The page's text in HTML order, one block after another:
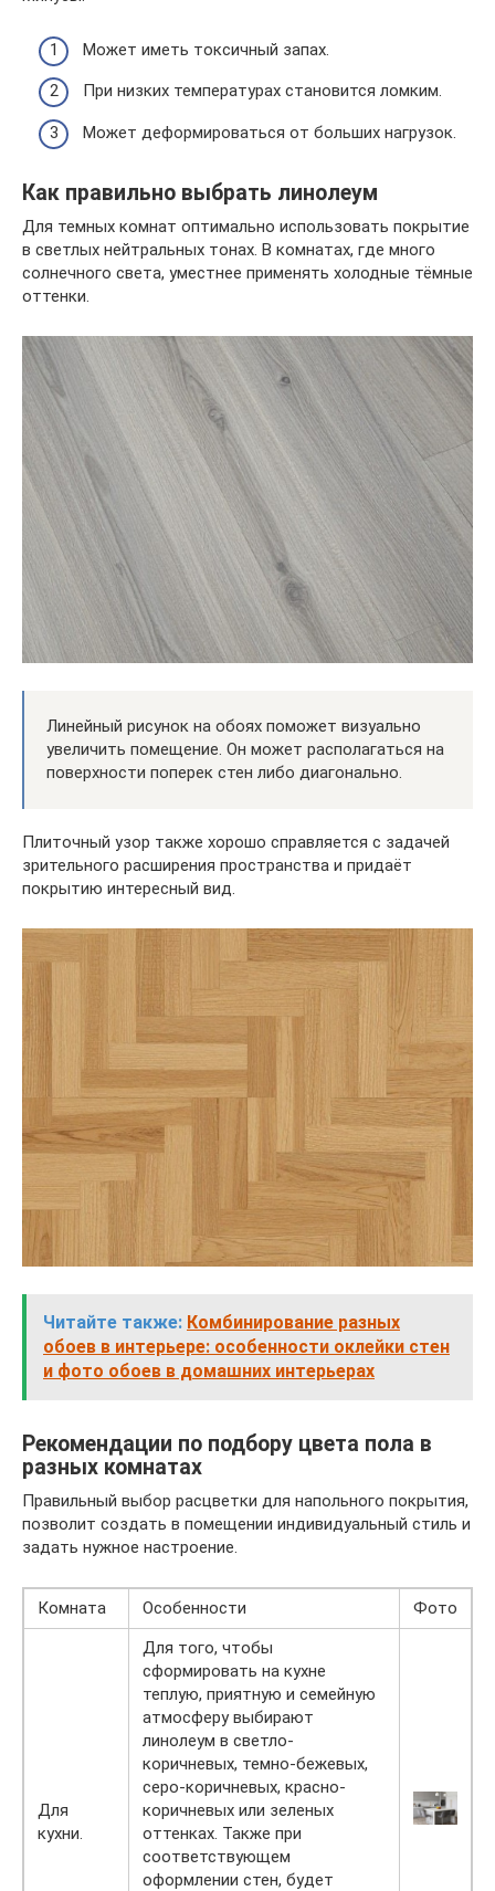
Может иметь токсичный запах.
При низких температурах становится ломким.
Может деформироваться от больших нагрузок.
Как правильно выбрать линолеум
Для темных комнат оптимально использовать покрытие
в светлых нейтральных тонах. В комнатах, где много
солнечного света, уместнее применять холодные тёмные
оттенки.
Линейный рисунок на обоях поможет визуально
увеличить помещение. Он может располагаться на
поверхности поперек стен либо диагонально.
Плиточный узор также хорошо справляется с задачей
зрительного расширения пространства и придаёт
покрытию интересный вид.
Читайте также: Комбинирование разных
обоев в интерьере: особенности оклейки стен
и фото обоев в домашних интерьерах
Рекомендации по подбору цвета пола в
разных комнатах
Правильный выбор расцветки для напольного покрытия,
позволит создать в помещении индивидуальный стиль и
задать нужное настроение.
Комната Особенности Фото
Для
кухни.
Для того, чтобы
сформировать на кухне
теплую, приятную и семейную
атмосферу выбирают
линолеум в светло-
коричневых, темно-бежевых,
серо-коричневых, красно-
коричневых или зеленых
оттенках. Также при
соответствующем
оформлении стен, будет